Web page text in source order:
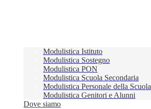
Modulistica Istituto
Modulistica Sostegno
Modulistica PON
Modulistica Scuola Secondaria
Modulistica Personale della Scuola
Modulistica Genitori e Alunni
Dove siamo